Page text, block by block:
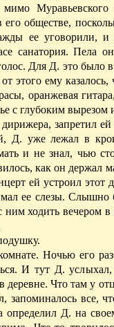
мимоМуравьевского
его обществе,
ее уговорили, и
санатория. Пела
Для Д. это было
этого ему казалось,
оранжевая
с глубоким вырезом
запретил ей
Д. уже лежал в
и не знал, чью
как он держал
ей устроил этот
ее слезы. Слышно
ним ходить вечером
Ночью его
И тут Д.
деревне. Чтотам у
запоминалось все,
определил Д. на